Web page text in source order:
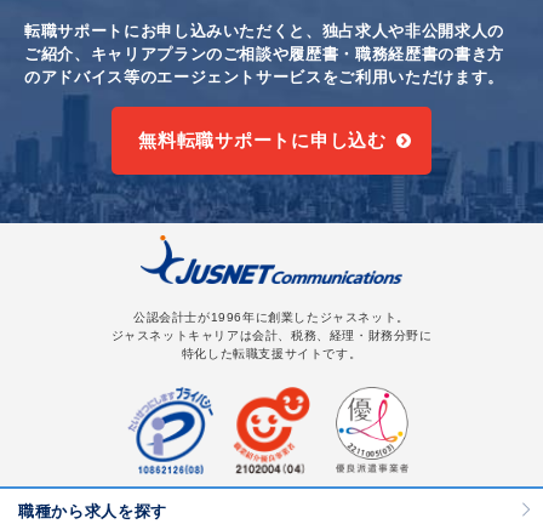
転職サポートにお申し込みいただくと、独占求人や非公開求人の
ご紹介、キャリアプランのご相談や履歴書・職務経歴書の書き方
のアドバイス等のエージェントサービスをご利用いただけます。
無料転職サポートに申し込む
公認会計士が1996年に創業したジャスネット。
ジャスネットキャリアは会計、税務、経理・財務分野に
特化した転職支援サイトです。
職種から求人を探す